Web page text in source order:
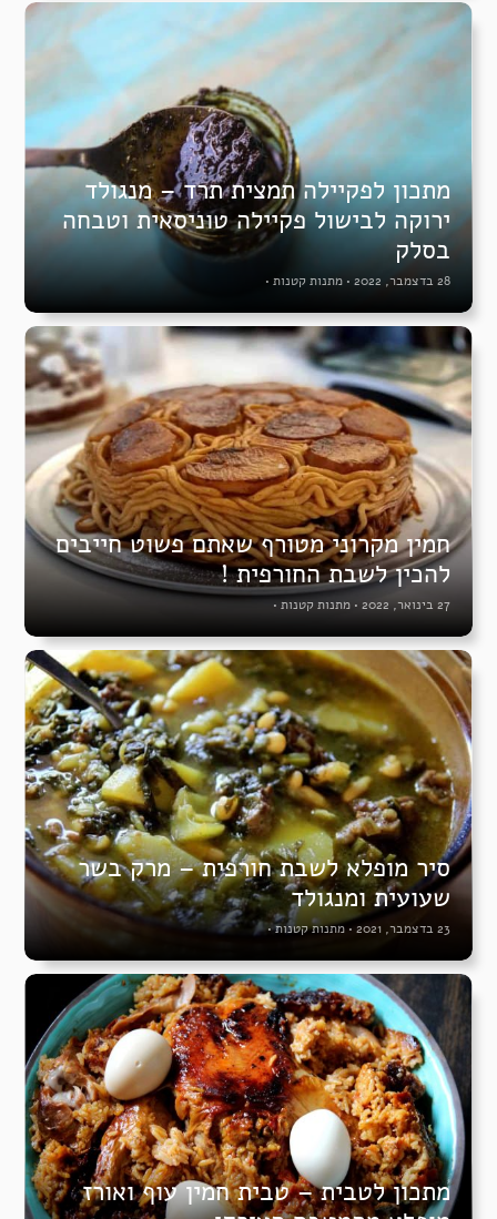
מתכון לפקיילה תמצית תרד – מנגולד
ירוקה לבישול פקיילה טוניסאית וטבחה
בסלק
28 בדצמבר, 2022 • מתנות קטנות •
חמין מקרוני מטורף שאתם פשוט חייבים
להכין לשבת החורפית !
27 בינואר, 2022 • מתנות קטנות •
סיר מופלא לשבת חורפית – מרק בשר
שעועית ומנגולד
23 בדצמבר, 2021 • מתנות קטנות•
מתכון לטבית – טבית חמין עוף ואורז